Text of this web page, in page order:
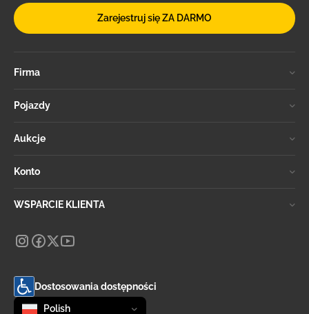
Zarejestruj się ZA DARMO
Firma
Pojazdy
Aukcje
Konto
WSPARCIE KLIENTA
Dostosowania dostępności
Zmień język
selected
Polish